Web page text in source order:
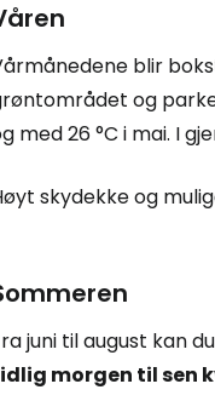
blir
og
med 26 °C i mai. I
skydekke og
juni til august kan
morgen til sen